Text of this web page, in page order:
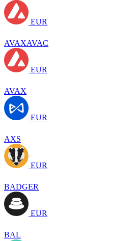
EUR
AVAXAVAC
EUR
AVAX
EUR
AXS
EUR
BADGER
EUR
BAL